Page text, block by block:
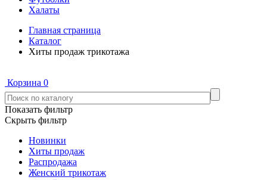
Халаты
Главная страница
Каталог
Хиты продаж трикотажа
Корзина 0
Показать фильтр
Скрыть фильтр
Новинки
Хиты продаж
Распродажа
Женский трикотаж